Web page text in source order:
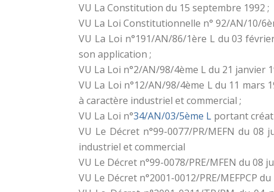
VU La Constitution du 15 septembre 1992 ;
VU La Loi Constitutionnelle n° 92/AN/10/
VU La Loi n°191/AN/86/1ère L du 03
son application ;
VU La Loi n°2/AN/98/4ème L du 21
VU La Loi n°12/AN/98/4ème L du 11 mars
à caractère industriel et commercial ;
VU La Loi n°34/AN/03/5ème L portant
VU Le Décret n°99-0077/PR/MEFN du
industriel et commercial
VU Le Décret n°99-0078/PRE/MFEN du
VU Le Décret n°2001-0012/PRE/MEFPCP